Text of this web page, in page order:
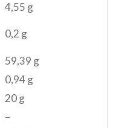
4,55 g
0,2 g
59,39 g
0,94 g
20 g
–